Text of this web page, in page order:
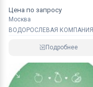
Цена по запросу
Москва
ВОДОРОСЛЕВАЯ КОМПАНИЯ
Подробнее